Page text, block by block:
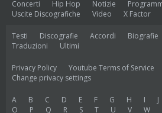
Concerti
Hip Hop Notizie
Uscite Discografiche
Video X Factor
Testi Discografie Accordi Biografie
Traduzioni
Ultimi
Privacy Policy Youtube Terms of Service
Change privacy settings
A B C D E F G H I J
O
P Q R S T U V W